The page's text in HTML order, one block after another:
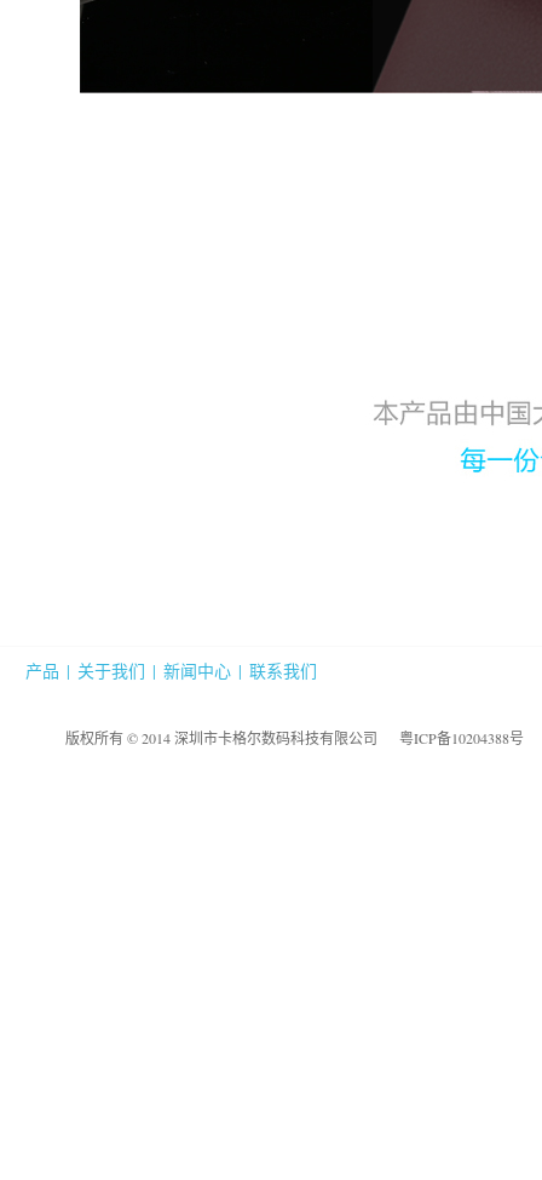
产品 | 关于我们 | 新闻中心 | 联系我们
版权所有 © 2014 深圳市卡格尔数码科技有限公司 粤ICP备10204388号